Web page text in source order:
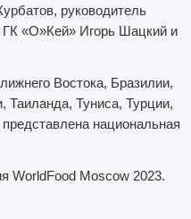
руководитель
ГК «О»Кей» Игорь Шацкий и
Востока, Бразилии,
Таиланда, Туниса, Турции,
национальная
WorldFood Moscow 2023.